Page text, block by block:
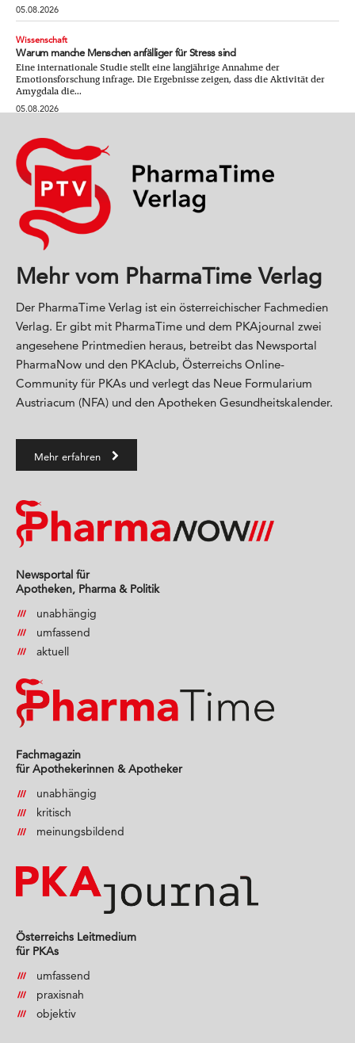
05.08.2026
Wissenschaft
Warum manche Menschen anfälliger für Stress sind
Eine internationale Studie stellt eine langjährige Annahme der
Emotionsforschung infrage. Die Ergebnisse zeigen, dass die Aktivität der
Amygdala die...
05.08.2026
Mehr vom PharmaTime Verlag
Der PharmaTime Verlag ist ein österreichischer Fachmedien
Verlag. Er gibt mit PharmaTime und dem PKAjournal zwei
angesehene Printmedien heraus, betreibt das Newsportal
PharmaNow und den PKAclub, Österreichs Online-
Community für PKAs und verlegt das Neue Formularium
Austriacum (NFA) und den Apotheken Gesundheitskalender.
Mehr erfahren
Newsportal für
Apotheken, Pharma & Politik
unabhängig
umfassend
aktuell
Fachmagazin
für Apothekerinnen & Apotheker
unabhängig
kritisch
meinungsbildend
Österreichs Leitmedium
für PKAs
umfassend
praxisnah
objektiv